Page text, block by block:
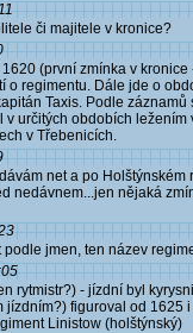
či majitele v kronice?
(první zmínka v
o regimentu. Dále jde o
Taxis. Podle
v určitých obdobích
v Třebenicích.
net a po
nedávnem...jen nějaká
jmen, ten název
rytmistr?) - jízdní byl
jízdním?) figuroval od 1625
Linistow (holštýnský)